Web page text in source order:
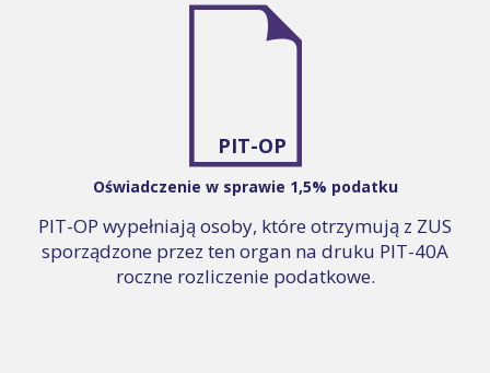
PIT-OP
Oświadczenie w sprawie 1,5% podatku
PIT-OP wypełniają osoby, które otrzymują z ZUS
sporządzone przez ten organ na druku PIT-40A
roczne rozliczenie podatkowe.